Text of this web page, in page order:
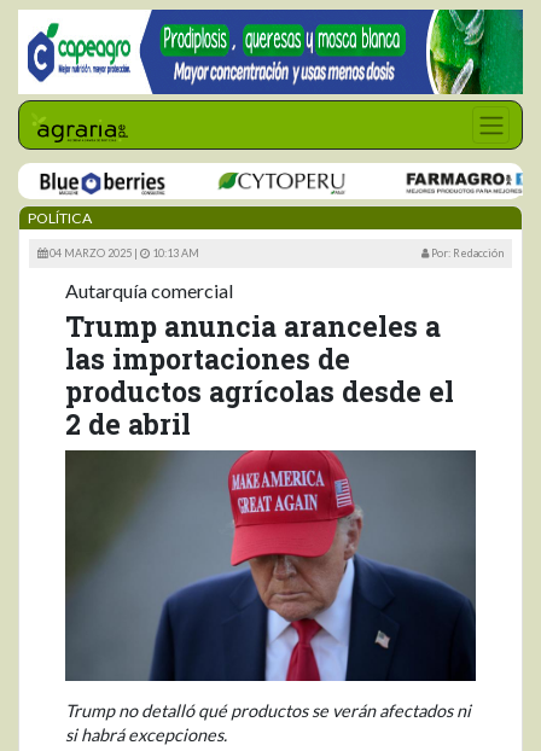
POLÍTICA
04 MARZO 2025 | 10:13 AM Por: Redacción
Autarquía comercial
Trump anuncia aranceles a
las importaciones de
productos agrícolas desde el
2 de abril
Trump no detalló qué productos se verán afectados ni
si habrá excepciones.